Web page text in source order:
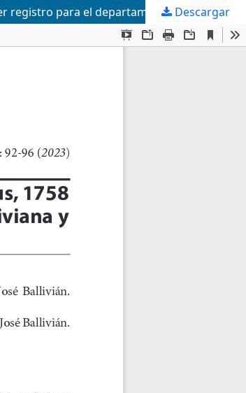
registro para el departamento del Beni
Descargar